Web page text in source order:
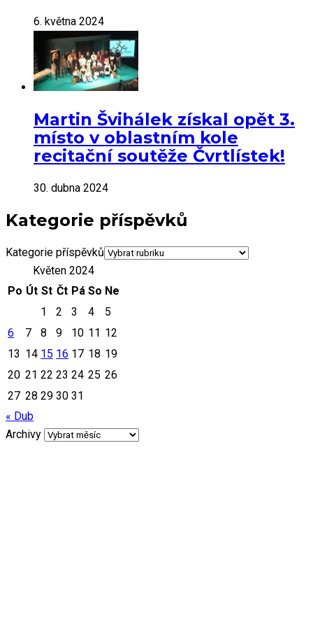
6. května 2024
Martin Švihálek získal opět 3.
místo v oblastním kole
recitační soutěže Čvrtlístek!
30. dubna 2024
Kategorie příspěvků
Kategorie příspěvků
Květen 2024
Po Út St Čt Pá So Ne
1
2 3 4
5
6
7 8 9 10 11 12
13 14 15 16 17 18 19
20 21 22 23 24 25 26
27 28 29 30 31
« Dub
Archivy